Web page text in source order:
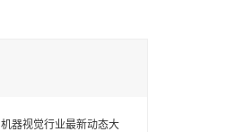
机器视觉行业最新动态大